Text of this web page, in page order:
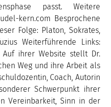
passt. Weitere
kern.com Besprochene
Folge: Platon, Sokrates,
Weiterführende Links:
Auf ihrer Website stellt Dr.
Weg und ihre Arbeit als
Coach, Autorin
Schwerpunkt ihrer
Vereinbarkeit, Sinn in der